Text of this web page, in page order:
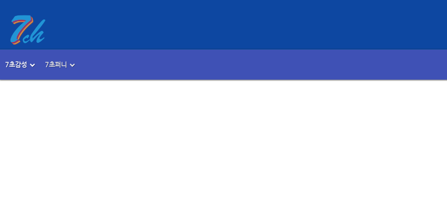
메뉴 건너뛰기
7초감성 7초퍼니
본문시작
Sketchbook5, 스케치북5
Sketchbook5, 스케치북5